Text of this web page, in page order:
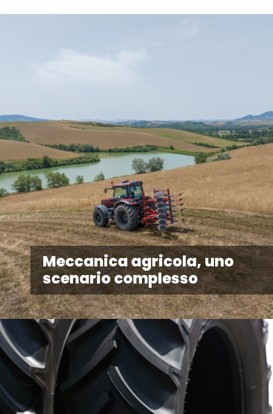
Meccanica agricola, uno
scenario complesso